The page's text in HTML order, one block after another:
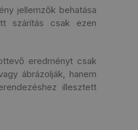
jellemzők behatása
szárítás csak ezen
eredményt csak
ábrázolják, hanem
illesztett